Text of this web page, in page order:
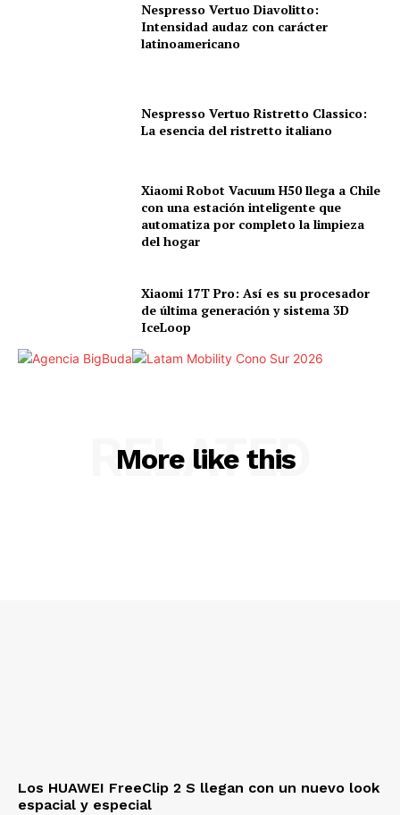
Nespresso Vertuo Diavolitto:
Intensidad audaz con carácter
latinoamericano
Nespresso Vertuo Ristretto Classico:
La esencia del ristretto italiano
Xiaomi Robot Vacuum H50 llega a Chile
con una estación inteligente que
automatiza por completo la limpieza
del hogar
Xiaomi 17T Pro: Así es su procesador
de última generación y sistema 3D
IceLoop
More like this
RELATED
Los HUAWEI FreeClip 2 S llegan con un nuevo look
espacial y especial